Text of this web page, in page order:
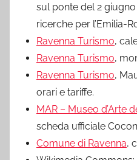
sul ponte del 2
ricerche per l’Emilia-
Ravenna Turismo,
Ravenna Turismo,
Ravenna Turismo,
orari e tariffe.
MAR – Museo d’Arte
scheda ufficiale
Comune di Ravenna,